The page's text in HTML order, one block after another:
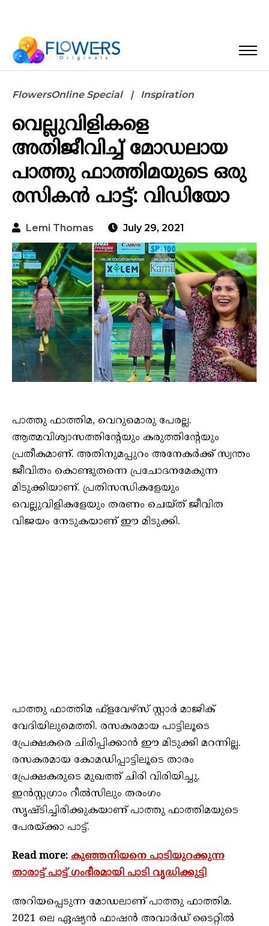
FlowersOnline Special Inspiration
വെല്ലുവിളികളെ
അതിജീവിച്ച് മോഡലായ
പാത്തു ഫാത്തിമയുടെ ഒരു
രസികന്‍ പാട്ട്: വിഡിയോ
Lemi Thomas July 29, 2021
പാത്തു ഫാത്തിമ, വെറുമൊരു പേരല്ല.
ആത്മവിശ്വാസത്തിന്റേയും കരുത്തിന്റേയും
പ്രതീകമാണ്. അതിനുമപ്പുറം അനേകര്‍ക്ക് സ്വന്തം
ജീവിതം കൊണ്ടുതന്നെ പ്രചോദനമേകുന്ന
മിടുക്കിയാണ്. പ്രതിസന്ധികളേയും
വെല്ലുവിളികളേയും തരണം ചെയ്ത് ജീവിത
വിജയം നേടുകയാണ് ഈ മിടുക്കി.
പാത്തു ഫാത്തിമ ഫ്‌ളവേഴ്‌സ് സ്റ്റാര്‍ മാജിക്
വേദിയിലുമെത്തി. രസകരമായ പാട്ടിലൂടെ
പ്രേക്ഷകരെ ചിരിപ്പിക്കാന്‍ ഈ മിടുക്കി മറന്നില്ല.
രസകരമായ കോമഡിപ്പാട്ടിലൂടെ താരം
പ്രേക്ഷകരുടെ മുഖത്ത് ചിരി വിരിയിച്ചു.
ഇന്‍സ്റ്റഗ്രാം റീല്‍സിലും തരംഗം
സൃഷ്ടിച്ചിരിക്കുകയാണ് പാത്തു ഫാത്തിമയുടെ
പേരയ്ക്കാ പാട്ട്.
Read more: കുഞ്ഞനിയനെ പാടിയുറക്കുന്ന
താരാട്ട് പാട്ട് ഗംഭീരമായി പാടി വൃദ്ധിക്കുട്ടി
അറിയപ്പെടുന്ന മോഡലാണ് പാത്തു ഫാത്തിമ.
2021 ലെ ഏഷ്യന്‍ ഫാഷന്‍ അവാര്‍ഡ് ടൈറ്റില്‍